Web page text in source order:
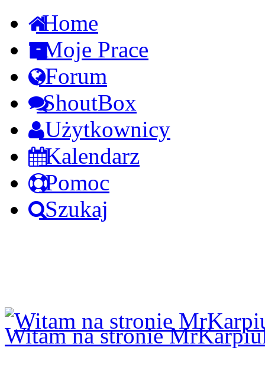
Home
Moje Prace
Forum
ShoutBox
Użytkownicy
Kalendarz
Pomoc
Szukaj
Witam na stronie